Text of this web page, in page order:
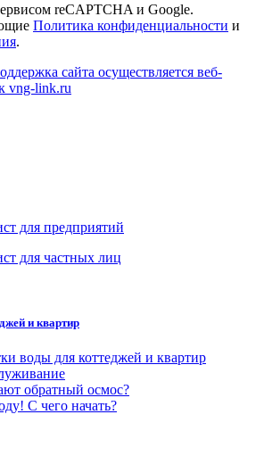
reCAPTCHA и Google.
Политика конфиденциальности и
.
сайта осуществляется веб-
vng-link.ru
для предприятий
для частных лиц
и квартир
воды для коттеджей и квартир
обратный осмос?
С чего начать?